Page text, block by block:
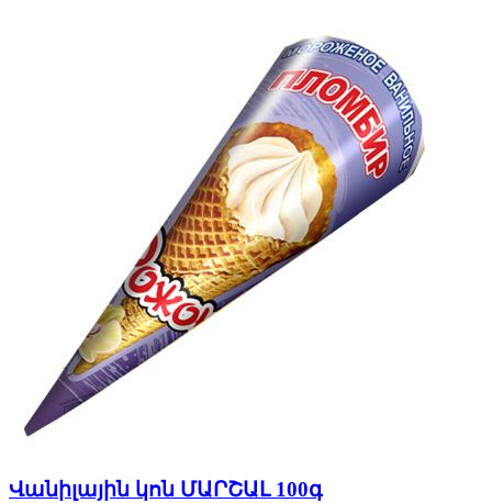
Վանիլային կոն ՄԱՐՇԱԼ 100գ